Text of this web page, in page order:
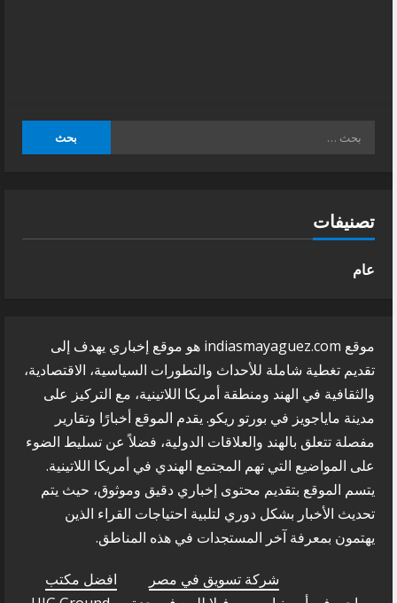
تصنيفات
عام
موقع indiasmayaguez.com هو موقع إخباري يهدف إلى
تقديم تغطية شاملة للأحداث والتطورات السياسية، الاقتصادية،
والثقافية في الهند ومنطقة أمريكا اللاتينية، مع التركيز على
مدينة ماياجويز في بورتو ريكو. يقدم الموقع أخبارًا وتقارير
مفصلة تتعلق بالهند والعلاقات الدولية، فضلاً عن تسليط الضوء
على المواضيع التي تهم المجتمع الهندي في أمريكا اللاتينية.
يتسم الموقع بتقديم محتوى إخباري دقيق وموثوق، حيث يتم
تحديث الأخبار بشكل دوري لتلبية احتياجات القراء الذين
يهتمون بمعرفة آخر المستجدات في هذه المناطق.
شركة تسويق في مصر
افضل مكتب